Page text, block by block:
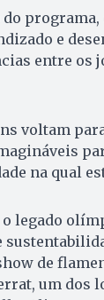
programa,
e
entre os
voltam
na qual
legado
de
um dos